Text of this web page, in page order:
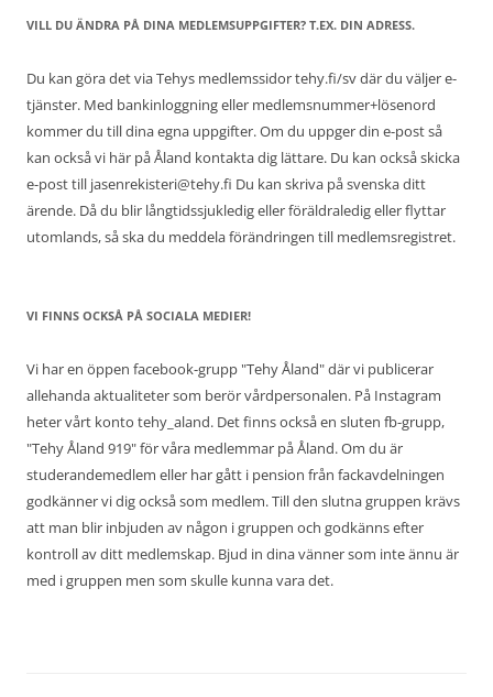
VILL DU ÄNDRA PÅ DINA MEDLEMSUPPGIFTER? T.EX. DIN ADRESS.
Du kan göra det via Tehys medlemssidor tehy.fi/sv där du väljer e-
tjänster. Med bankinloggning eller medlemsnummer+lösenord
kommer du till dina egna uppgifter. Om du uppger din e-post så
kan också vi här på Åland kontakta dig lättare. Du kan också skicka
e-post till jasenrekisteri@tehy.fi Du kan skriva på svenska ditt
ärende. Då du blir långtidssjukledig eller föräldraledig eller flyttar
utomlands, så ska du meddela förändringen till medlemsregistret.
VI FINNS OCKSÅ PÅ SOCIALA MEDIER!
Vi har en öppen facebook-grupp "Tehy Åland" där vi publicerar
allehanda aktualiteter som berör vårdpersonalen. På Instagram
heter vårt konto tehy_aland. Det finns också en sluten fb-grupp,
"Tehy Åland 919" för våra medlemmar på Åland. Om du är
studerandemedlem eller har gått i pension från fackavdelningen
godkänner vi dig också som medlem. Till den slutna gruppen krävs
att man blir inbjuden av någon i gruppen och godkänns efter
kontroll av ditt medlemskap. Bjud in dina vänner som inte ännu är
med i gruppen men som skulle kunna vara det.